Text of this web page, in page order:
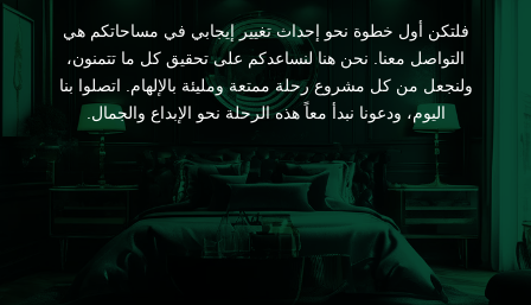
فلتكن أول خطوة نحو إحداث تغيير إيجابي في مساحاتكم هي
التواصل معنا. نحن هنا لنساعدكم على تحقيق كل ما تتمنون،
ولنجعل من كل مشروع رحلة ممتعة ومليئة بالإلهام. اتصلوا بنا
اليوم، ودعونا نبدأ معاً هذه الرحلة نحو الإبداع والجمال.